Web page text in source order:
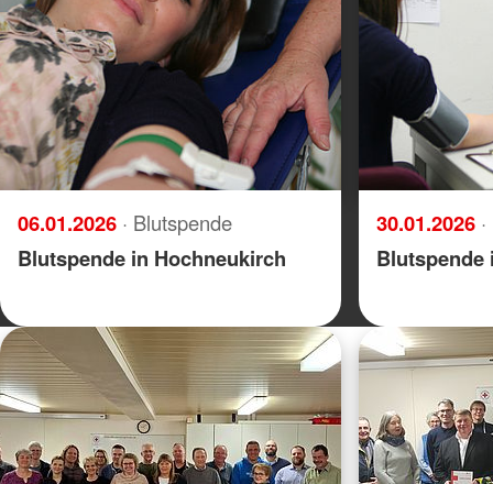
06.01.2026 · Blutspende
Blutspende in Hochneukirch
30.01.2026
Blutspende